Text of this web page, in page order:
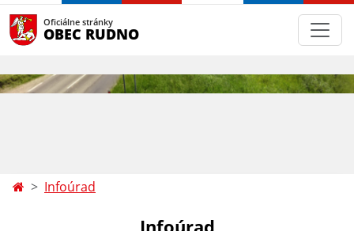
Oficiálne stránky
OBEC RUDNO
Infoúrad